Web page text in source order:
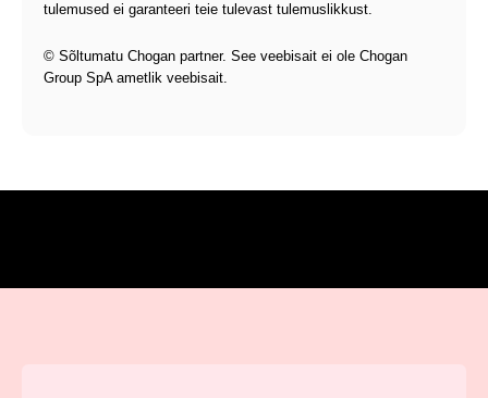
tulemused ei garanteeri teie tulevast tulemuslikkust.
© Sõltumatu Chogan partner. See veebisait ei ole Chogan
Group SpA ametlik veebisait.